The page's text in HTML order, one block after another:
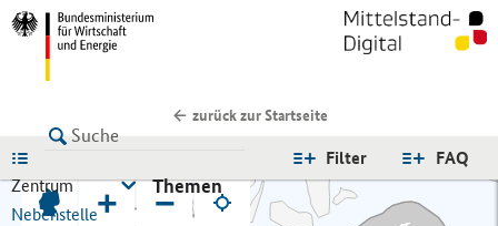
zurück zur Startseite
FAQ
Filter
Zentrum
Nebenstelle
Themen
+ −